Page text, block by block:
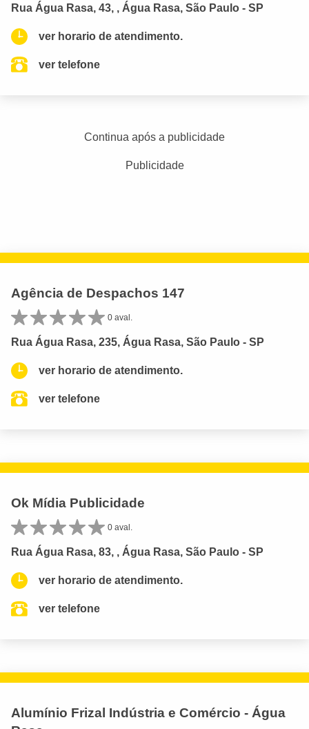
Rua Água Rasa, 43, , Água Rasa, São Paulo - SP
ver horario de atendimento.
ver telefone
Continua após a publicidade
Publicidade
Agência de Despachos 147
0 aval.
Rua Água Rasa, 235, Água Rasa, São Paulo - SP
ver horario de atendimento.
ver telefone
Ok Mídia Publicidade
0 aval.
Rua Água Rasa, 83, , Água Rasa, São Paulo - SP
ver horario de atendimento.
ver telefone
Alumínio Frizal Indústria e Comércio - Água